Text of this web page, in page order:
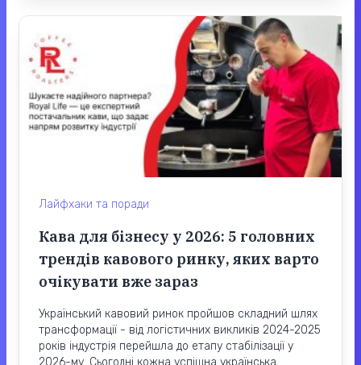
Лайфхаки та поради
Кава для бізнесу у 2026: 5 головних
трендів кавового ринку, яких варто
очікувати вже зараз
Український кавовий ринок пройшов складний шлях
трансформації - від логістичних викликів 2024-2025
років індустрія перейшла до етапу стабілізації у
2026-му. Сьогодні кожна успішна українська